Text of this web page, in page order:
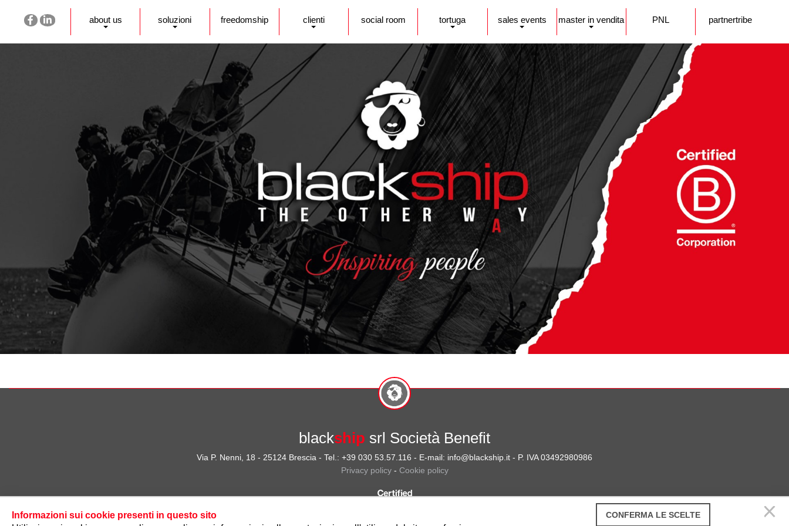
about us soluzioni freedomship clienti social room tortuga sales events master in vendita PNL partnertribe
blackship srl Società Benefit
Via P. Nenni, 18 - 25124 Brescia - Tel.: +39 030 53.57.116 - E-mail: info@blackship.it - P. IVA 03492980986
Privacy policy- Cookie policy
CONFERMA LE SCELTE
Informazioni sui cookie presenti in questo sito